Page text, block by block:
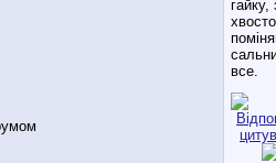
гайку,
все.